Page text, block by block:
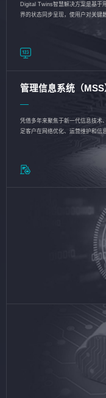
Digital Twins智慧解决方案是基于
界的状态同步呈现，使用户对关键
管理信息系统（MSS
凭借多年来聚焦于新一代信息技术
足客户在网络优化、运营维护和信